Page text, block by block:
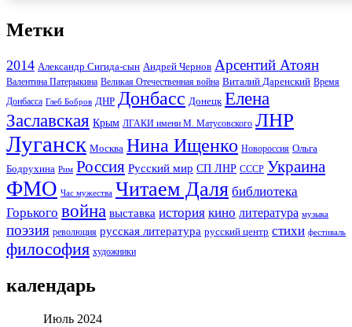
Метки
2014 Александр Сигида-сын Андрей Чернов Арсентий Атоян
Валентина Патерыкина Великая Отечественная война Виталий Даренский Время
Донбасса Глеб Бобров ДНР Донбасс Донецк Елена
Заславская Крым ЛГАКИ имени М. Матусовского ЛНР
Луганск Москва Нина Ищенко Новороссия Ольга
Бодрухина Рим Россия Русский мир СП ЛНР СССР Украина
ФМО Час мужества Читаем Даля библиотека
Горького война выставка история кино литература музыка
поэзия революция русская литература русский центр стихи фестиваль
философия художники
календарь
Июль 2024